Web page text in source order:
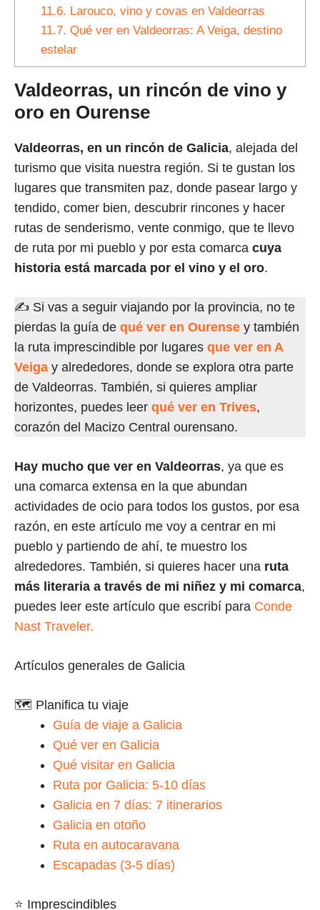
11.6. Larouco, vino y covas en Valdeorras
11.7. Qué ver en Valdeorras: A Veiga, destino
estelar
Valdeorras, un rincón de vino y
oro en Ourense
Valdeorras, en un rincón de Galicia, alejada del
turismo que visita nuestra región. Si te gustan los
lugares que transmiten paz, donde pasear largo y
tendido, comer bien, descubrir rincones y hacer
rutas de senderismo, vente conmigo, que te llevo
de ruta por mi pueblo y por esta comarca cuya
historia está marcada por el vino y el oro.
✍ Si vas a seguir viajando por la provincia, no te
pierdas la guía de qué ver en Ourense y también
la ruta imprescindible por lugares que ver en A
Veiga y alrededores, donde se explora otra parte
de Valdeorras. También, si quieres ampliar
horizontes, puedes leer qué ver en Trives,
corazón del Macizo Central ourensano.
Hay mucho que ver en Valdeorras, ya que es
una comarca extensa en la que abundan
actividades de ocio para todos los gustos, por esa
razón, en este artículo me voy a centrar en mi
pueblo y partiendo de ahí, te muestro los
alrededores. También, si quieres hacer una ruta
más literaria a través de mi niñez y mi comarca,
puedes leer este artículo que escribí para Conde
Nast Traveler.
Artículos generales de Galicia
🗺️ Planifica tu viaje
Guía de viaje a Galicia
Qué ver en Galicia
Qué visitar en Galicia
Ruta por Galicia: 5-10 días
Galicia en 7 días: 7 itinerarios
Galicia en otoño
Ruta en autocaravana
Escapadas (3-5 días)
⭐ Imprescindibles